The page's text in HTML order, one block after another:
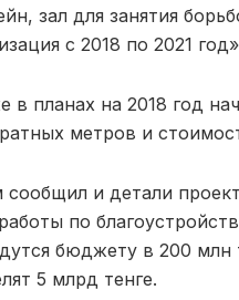
зал для занятия
с 2018 по 2021
в планах на 2018 год
метров и
сообщил и детали
по
бюджету в 200 млн
5 млрд тенге.